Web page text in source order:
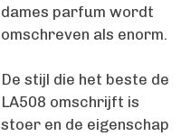
dames parfum wordt
omschreven als enorm.
De stijl die het beste de
LA508 omschrijft is
stoer en de eigenschap